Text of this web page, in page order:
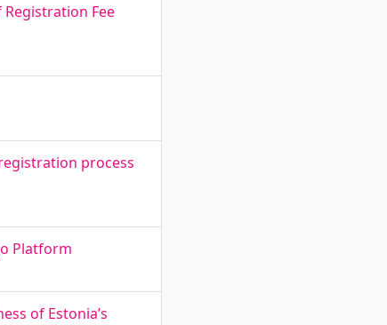
Fee
process
Platform
of Estonia’s